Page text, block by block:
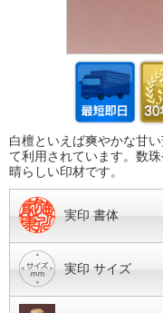
白檀といえば爽やかな甘
て利用されています。数
晴らしい印材です。
実印 書体
実印 サイズ